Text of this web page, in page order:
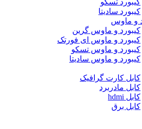
کیبورد تسکو
کیبورد سادیتا
و ماوس
کیبورد و ماوس گرین
کیبورد و ماوس ای فورتک
کیبورد و ماوس تسکو
کیبورد و ماوس سادیتا
کابل کارت گرافیک
کابل مادربرد
کابل hdmi
کابل برق